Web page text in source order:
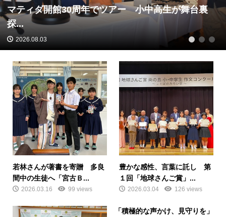
マティダ開館30周年でツアー 小中高生が舞台裏
探...
2026.08.03 1 2 3
若林さんが著書を寄贈 多良
間中の生徒へ「宮古Ｂ...
2026.03.16 99 views
豊かな感性、言葉に託し 第
１回「地球さんご賞」...
2026.03.04 126 views
「積極的な声かけ、見守りを」